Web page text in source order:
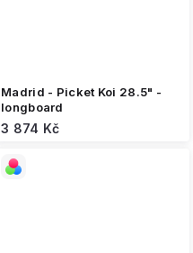
Madrid - Picket Koi 28.5" -
longboard
3 874 Kč